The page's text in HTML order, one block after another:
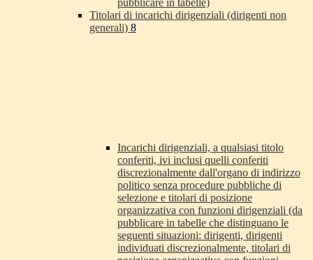
pubblicare in tabelle)
Titolari di incarichi dirigenziali (dirigenti non
generali) 8
Incarichi dirigenziali, a qualsiasi titolo
conferiti, ivi inclusi quelli conferiti
discrezionalmente dall'organo di indirizzo
politico senza procedure pubbliche di
selezione e titolari di posizione
organizzativa con funzioni dirigenziali (da
pubblicare in tabelle che distinguano le
seguenti situazioni: dirigenti, dirigenti
individuati discrezionalmente, titolari di